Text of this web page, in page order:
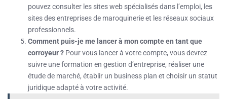
pouvez consulter les sites web spécialisés dans l’emploi, les
sites des entreprises de maroquinerie et les réseaux sociaux
professionnels.
Comment puis-je me lancer à mon compte en tant que
corroyeur ? Pour vous lancer à votre compte, vous devrez
suivre une formation en gestion d’entreprise, réaliser une
étude de marché, établir un business plan et choisir un statut
juridique adapté à votre activité.